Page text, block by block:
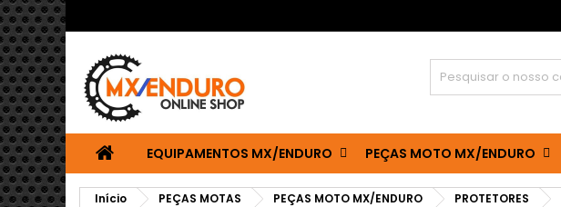
EQUIPAMENTOS MX/ENDURO PEÇAS MOTO MX/ENDURO
Início PEÇAS MOTAS PEÇAS MOTO MX/ENDURO PROTETORES